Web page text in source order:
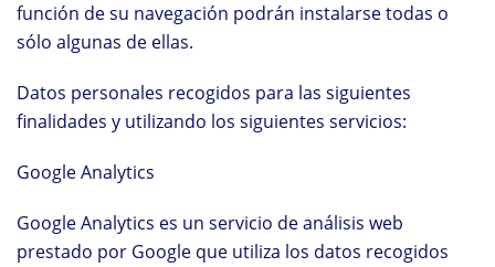
función de su navegación podrán instalarse todas o
sólo algunas de ellas.
Datos personales recogidos para las siguientes
finalidades y utilizando los siguientes servicios:
Google Analytics
Google Analytics es un servicio de análisis web
prestado por Google que utiliza los datos recogidos